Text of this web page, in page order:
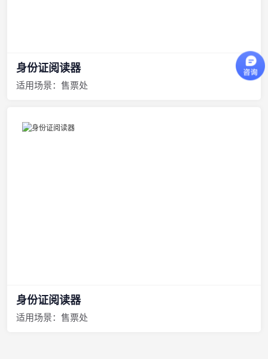
身份证阅读器
适用场景：售票处
身份证阅读器
适用场景：售票处